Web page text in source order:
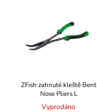
Abecedně
ZFish zahnuté kleště Bent
Nose Pliers L
Vyprodáno